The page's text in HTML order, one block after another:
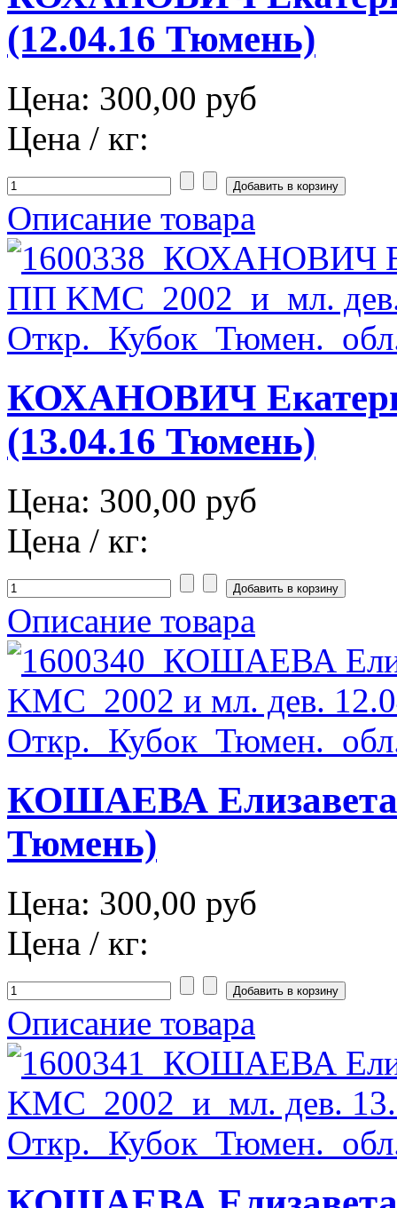
(12.04.16 Тюмень)
Цена: 300,00 руб
Цена / кг:
Описание товара
КОХАНОВИЧ
(13.04.16 Тюмень)
Цена: 300,00 руб
Цена / кг:
Описание товара
КОШАЕВА
Тюмень)
Цена: 300,00 руб
Цена / кг:
Описание товара